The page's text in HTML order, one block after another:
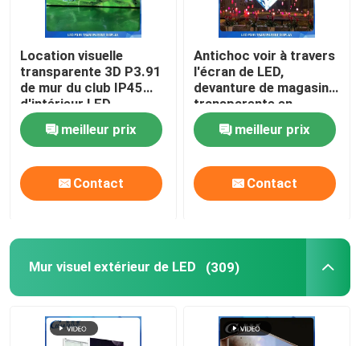
Location visuelle
transparente 3D P3.91
de mur du club IP45
d'intérieur LED
pratique
meilleur prix
Contact
Antichoc voir à travers
l'écran de LED,
devanture de magasin
transparente en
aluminium de LED
meilleur prix
Contact
Mur visuel extérieur de LED (309)